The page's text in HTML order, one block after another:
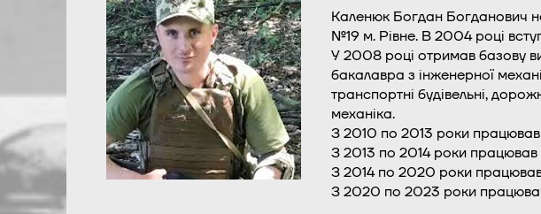
Каленюк Богдан Богданович
№19 м. Рівне. В 2004 році
У 2008 році отримав базову
бакалавра з інженерної
транспортні будівельні,
механіка.
З 2010 по 2013 роки працював
З 2013 по 2014 роки
З 2014 по 2020 роки працював
З 2020 по 2023 роки